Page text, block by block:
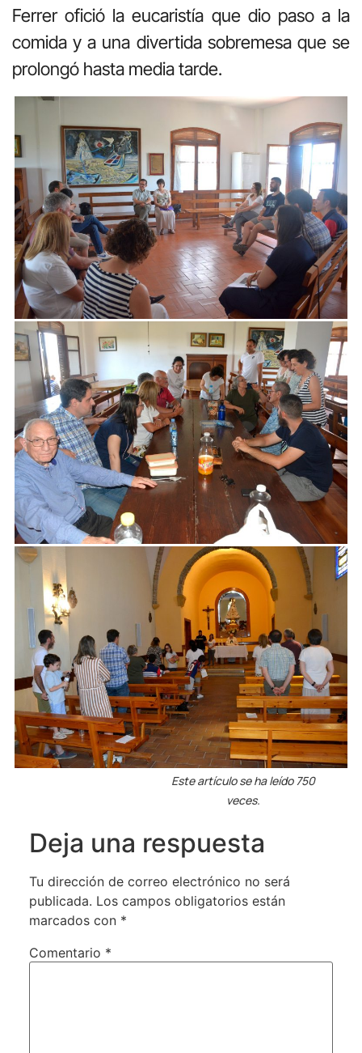
Ferrer ofició la eucaristía que dio paso a la
comida y a una divertida sobremesa que se
prolongó hasta media tarde.
Este artículo se ha leído 750
veces.
Deja una respuesta
Tu dirección de correo electrónico no será
publicada. Los campos obligatorios están
marcados con *
Comentario *